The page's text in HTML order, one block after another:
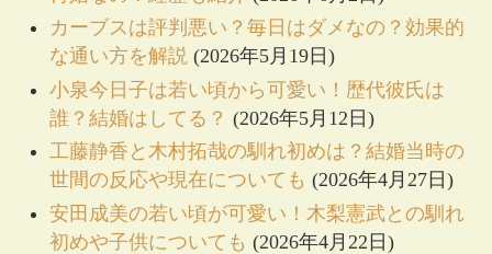
カーブスは評判悪い？毎日はダメなの？効果的
な通い方を解説 (2026年5月19日)
小泉今日子は若い頃から可愛い！歴代彼氏は
誰？結婚はしてる？ (2026年5月12日)
工藤静香と木村拓哉の馴れ初めは？結婚当時の
世間の反応や現在についても (2026年4月27日)
安田成美の若い頃が可愛い！木梨憲武との馴れ
初めや子供についても (2026年4月22日)